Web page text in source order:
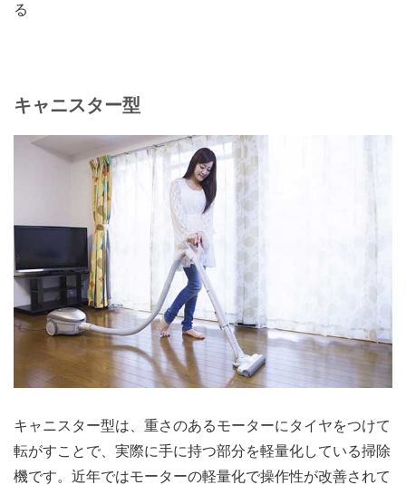
る
キャニスター型
キャニスター型は、重さのあるモーターにタイヤをつけて
転がすことで、実際に手に持つ部分を軽量化している掃除
機です。近年ではモーターの軽量化で操作性が改善されて